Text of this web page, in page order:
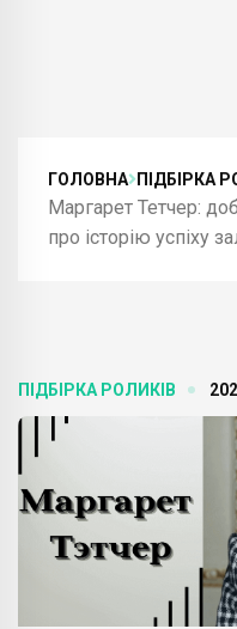
ГОЛОВНА ПІДБІРКА
Маргарет Тетчер:
про історію успіху
ПІДБІРКА РОЛИКІВ